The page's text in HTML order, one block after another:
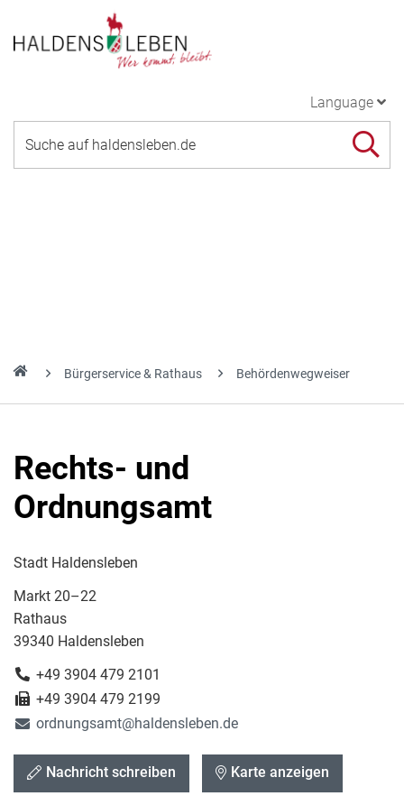
Language
Bürgerservice & Rathaus Behördenwegweiser
Rechts- und
Ordnungsamt
Stadt Haldensleben
Markt 20–22
Rathaus
39340 Haldensleben
+49 3904 479 2101
+49 3904 479 2199
ordnungsamt@haldensleben.de
Nachricht schreiben Karte anzeigen